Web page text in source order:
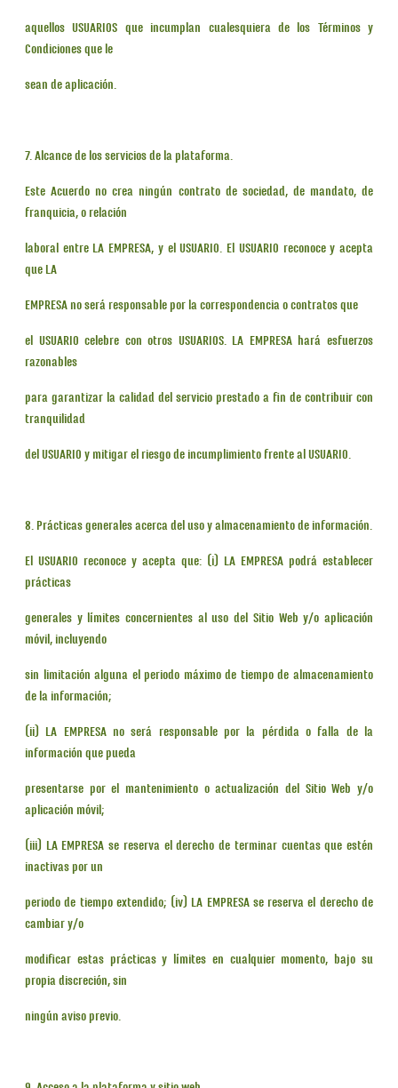
aquellos USUARIOS que incumplan cualesquiera de los Términos y
Condiciones que le
sean de aplicación.
7. Alcance de los servicios de la plataforma.
Este Acuerdo no crea ningún contrato de sociedad, de mandato, de
franquicia, o relación
laboral entre LA EMPRESA, y el USUARIO. El USUARIO reconoce y acepta
que LA
EMPRESA no será responsable por la correspondencia o contratos que
el USUARIO celebre con otros USUARIOS. LA EMPRESA hará esfuerzos
razonables
para garantizar la calidad del servicio prestado a fin de contribuir con
tranquilidad
del USUARIO y mitigar el riesgo de incumplimiento frente al USUARIO.
8. Prácticas generales acerca del uso y almacenamiento de información.
El USUARIO reconoce y acepta que: (i) LA EMPRESA podrá establecer
prácticas
generales y límites concernientes al uso del Sitio Web y/o aplicación
móvil, incluyendo
sin limitación alguna el periodo máximo de tiempo de almacenamiento
de la información;
(ii) LA EMPRESA no será responsable por la pérdida o falla de la
información que pueda
presentarse por el mantenimiento o actualización del Sitio Web y/o
aplicación móvil;
(iii) LA EMPRESA se reserva el derecho de terminar cuentas que estén
inactivas por un
periodo de tiempo extendido; (iv) LA EMPRESA se reserva el derecho de
cambiar y/o
modificar estas prácticas y límites en cualquier momento, bajo su
propia discreción, sin
ningún aviso previo.